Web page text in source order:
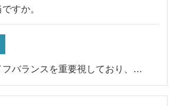
すか。
フバランスを重要視しており、…